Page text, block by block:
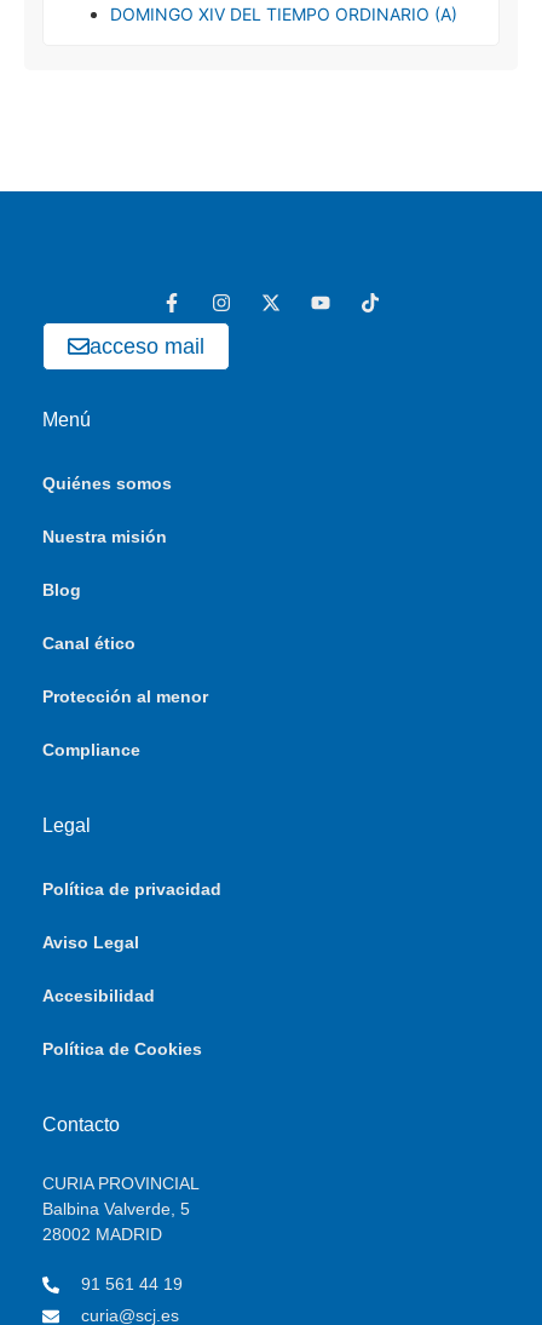
DOMINGO XIV DEL TIEMPO ORDINARIO (A)
acceso mail
Menú
Quiénes somos
Nuestra misión
Blog
Canal ético
Protección al menor
Compliance
Legal
Política de privacidad
Aviso Legal
Accesibilidad
Política de Cookies
Contacto
CURIA PROVINCIAL
Balbina Valverde, 5
28002 MADRID
91 561 44 19
curia@scj.es